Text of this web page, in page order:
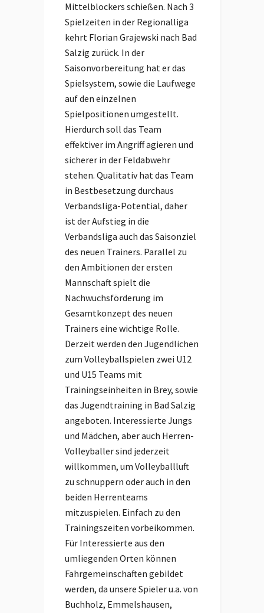
Mittelblockers schießen. Nach 3
Spielzeiten in der Regionalliga
kehrt Florian Grajewski nach Bad
Salzig zurück. In der
Saisonvorbereitung hat er das
Spielsystem, sowie die Laufwege
auf den einzelnen
Spielpositionen umgestellt.
Hierdurch soll das Team
effektiver im Angriff agieren und
sicherer in der Feldabwehr
stehen. Qualitativ hat das Team
in Bestbesetzung durchaus
Verbandsliga-Potential, daher
ist der Aufstieg in die
Verbandsliga auch das Saisonziel
des neuen Trainers. Parallel zu
den Ambitionen der ersten
Mannschaft spielt die
Nachwuchsförderung im
Gesamtkonzept des neuen
Trainers eine wichtige Rolle.
Derzeit werden den Jugendlichen
zum Volleyballspielen zwei U12
und U15 Teams mit
Trainingseinheiten in Brey, sowie
das Jugendtraining in Bad Salzig
angeboten. Interessierte Jungs
und Mädchen, aber auch Herren-
Volleyballer sind jederzeit
willkommen, um Volleyballluft
zu schnuppern oder auch in den
beiden Herrenteams
mitzuspielen. Einfach zu den
Trainingszeiten vorbeikommen.
Für Interessierte aus den
umliegenden Orten können
Fahrgemeinschaften gebildet
werden, da unsere Spieler u.a. von
Buchholz, Emmelshausen,